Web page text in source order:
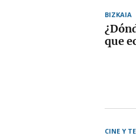
BIZKAIA
que
CINE Y